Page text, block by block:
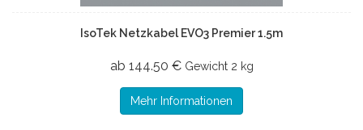
IsoTek Netzkabel EVO3 Premier 1.5m
ab 144.50 € Gewicht 2 kg
Mehr Informationen